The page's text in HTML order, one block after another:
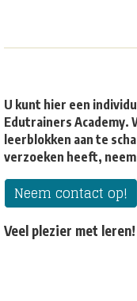
U kunt hier een
Edutrainers Academy.
leerblokken aan te
verzoeken heeft,
Neem contact op!
Veel plezier met leren!